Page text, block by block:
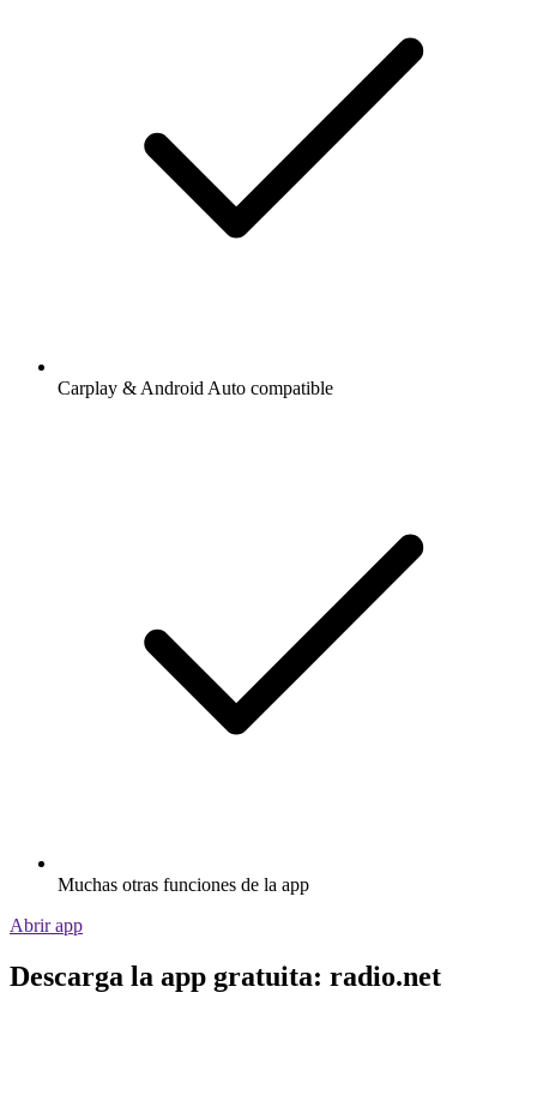
Carplay & Android Auto compatible
Muchas otras funciones de la app
Abrir app
Descarga la app gratuita: radio.net